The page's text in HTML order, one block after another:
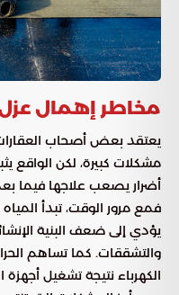
مخاطر إهمال
يعتقد بعض أصحاب
مشكلات كبيرة، لكن الواقع
أضرار يصعب علاجها فيما
فمع مرور الوقت، تبدأ
يؤدي إلى ضعف البنية
والتشققات. كما تساهم
الكهرباء نتيجة تشغيل أجهزة